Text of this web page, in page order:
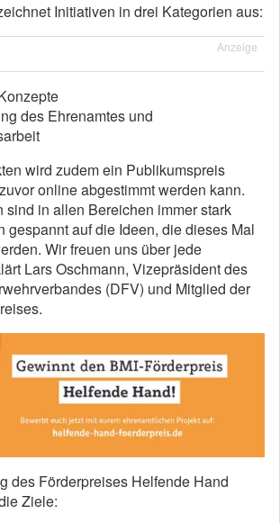
Initiativen in drei Kategorien aus:
Anzeige
des Ehrenamtes und
wird zudem ein Publikumspreis
online abgestimmt werden kann.
sind in allen Bereichen immer stark
gespannt auf die Ideen, die dieses Mal
Wir freuen uns über jede
Lars Oschmann, Vizepräsident des
(DFV) und Mitglied der
des Förderpreises Helfende Hand
Ziele: